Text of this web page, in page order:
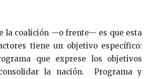
la coalición —o frente— es que esta
tiene un objetivo específico:
que exprese los objetivos
la nación. Programa y